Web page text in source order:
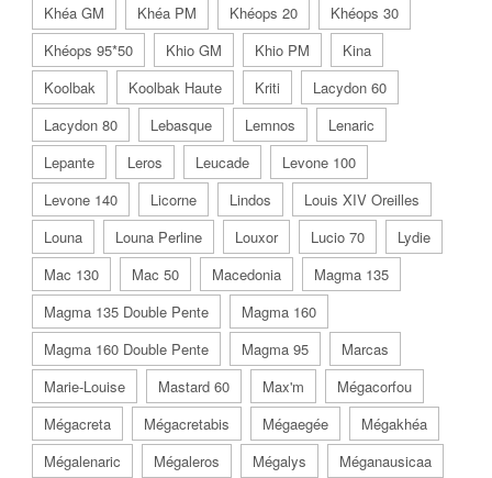
Khéa GM
Khéa PM Khéops 20
Khéops 30
Khéops 95*50
Khio GM Khio PM
Kina
Koolbak
Koolbak Haute Kriti
Lacydon 60
Lacydon 80
Lebasque Lemnos
Lenaric
Lepante
Leros Leucade
Levone 100
Levone 140
Licorne Lindos
Louis XIV Oreilles
Louna
Louna Perline Louxor Lucio 70
Lydie
Mac 130
Mac 50 Macedonia
Magma 135
Magma 135 Double Pente
Magma 160
Magma 160 Double Pente
Magma 95
Marcas
Marie-Louise
Mastard 60 Max'm
Mégacorfou
Mégacreta
Mégacretabis Mégaegée
Mégakhéa
Mégalenaric
Mégaleros Mégalys
Méganausicaa